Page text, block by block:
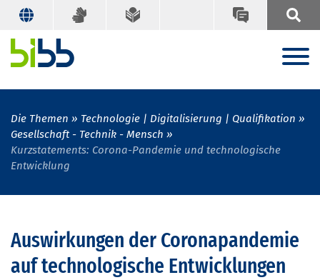
Die Themen
Technologie | Digitalisierung | Qualifikation
Gesellschaft - Technik - Mensch
Kurzstatements: Corona-Pandemie und technologische
Entwicklung
Auswirkungen der Coronapandemie
auf technologische Entwicklungen